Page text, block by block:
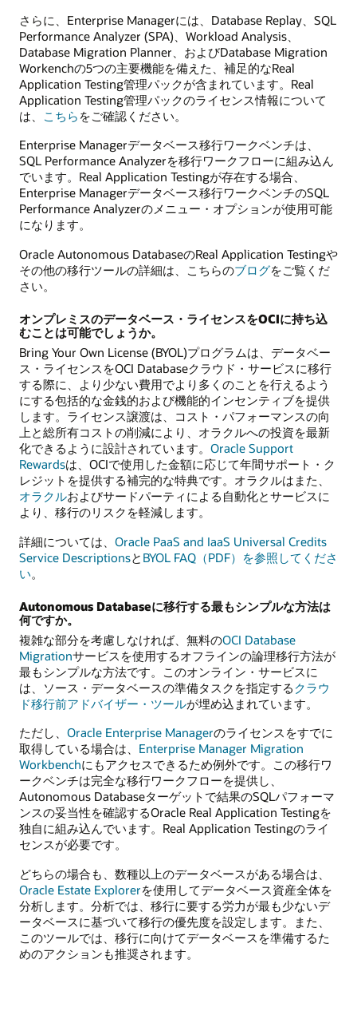
さらに、Enterprise Managerには、Database Replay、SQL
Performance Analyzer (SPA)、Workload Analysis、
Database Migration Planner、およびDatabase Migration
Workenchの5つの主要機能を備えた、補足的なReal
Application Testing管理パックが含まれています。Real
Application Testing管理パックのライセンス情報について
は、 こちら をご確認ください。
Enterprise Managerデータベース移行ワークベンチは、
SQL Performance Analyzerを移行ワークフローに組み込ん
でいます。Real Application Testingが存在する場合、
Enterprise Managerデータベース移行ワークベンチのSQL
Performance Analyzerのメニュー・オプションが使用可能
になります。
Oracle Autonomous DatabaseのReal Application Testingや
その他の移行ツールの詳細は、こちらのブログをご覧くだ
さい。
オンプレミスのデータベース・ライセンスをOCIに持ち込
むことは可能でしょうか。
Bring Your Own License (BYOL)プログラムは、データベー
ス・ライセンスをOCI Databaseクラウド・サービスに移行
する際に、より少ない費用でより多くのことを行えるよう
にする包括的な金銭的および機能的インセンティブを提供
します。ライセンス譲渡は、コスト・パフォーマンスの向
上と総所有コストの削減により、オラクルへの投資を最新
化できるように設計されています。 Oracle Support
Rewardsは、OCIで使用した金額に応じて年間サポート・ク
レジットを提供する補完的な特典です。オラクルはまた、
オラクルおよびサードパーティによる自動化とサービスに
より、移行のリスクを軽減します。
詳細については、 Oracle PaaS and IaaS Universal Credits
Service Descriptionsと BYOL FAQ（PDF）を参照してくださ
い。
Autonomous Databaseに移行する最もシンプルな方法は
何ですか。
複雑な部分を考慮しなければ、無料のOCI Database
Migrationサービスを使用するオフラインの論理移行方法が
最もシンプルな方法です。このオンライン・サービスに
は、ソース・データベースの準備タスクを指定するクラウ
ド移行前アドバイザー・ツールが埋め込まれています。
ただし、 Oracle Enterprise Managerのライセンスをすでに
取得している場合は、 Enterprise Manager Migration
Workbenchにもアクセスできるため例外です。この移行ワ
ークベンチは完全な移行ワークフローを提供し、
Autonomous Databaseターゲットで結果のSQLパフォーマ
ンスの妥当性を確認するOracle Real Application Testingを
独自に組み込んでいます。Real Application Testingのライ
センスが必要です。
どちらの場合も、数種以上のデータベースがある場合は、
Oracle Estate Explorerを使用してデータベース資産全体を
分析します。分析では、移行に要する労力が最も少ないデ
ータベースに基づいて移行の優先度を設定します。また、
このツールでは、移行に向けてデータベースを準備するた
めのアクションも推奨されます。